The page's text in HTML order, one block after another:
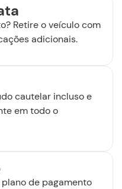
Retire o veículo com
adicionais.
cautelar incluso e
em todo o
de pagamento